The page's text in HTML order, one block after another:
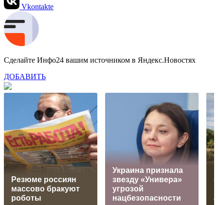
Vkontakte
Сделайте Инфо24 вашим источником в Яндекс.Новостях
ДОБАВИТЬ
Резюме россиян
массово бракуют
роботы
Украина признала
звезду «Универа»
угрозой
нацбезопасности